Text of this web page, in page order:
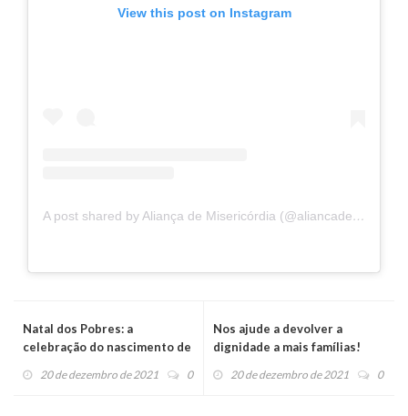
View this post on Instagram
A post shared by Aliança de Misericórdia (@aliancademisericordia)
Natal dos Pobres: a
celebração do nascimento de
Reino
20 de dezembro de 2021 0
Nos ajude a devolver a
dignidade a mais famílias!
20 de dezembro de 2021 0